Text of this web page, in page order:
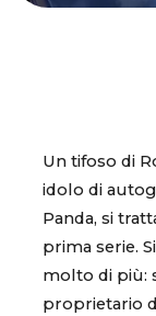
Un tifoso di
idolo di
Panda, si
prima serie.
molto di più:
proprietario